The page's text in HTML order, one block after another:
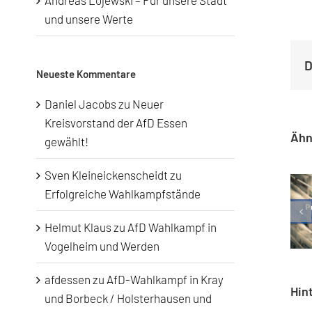
und unsere Werte
Neueste Kommentare
Daniel Jacobszu Neuer
Kreisvorstand der AfD Essen
gewählt!
Sven Kleineickenscheidt zu
Erfolgreiche Wahlkampfstände
Helmut Klauszu AfD Wahlkampf in
Vogelheim und Werden
afdessen zu AfD-Wahlkampf in Kray
und Borbeck / Holsterhausen und